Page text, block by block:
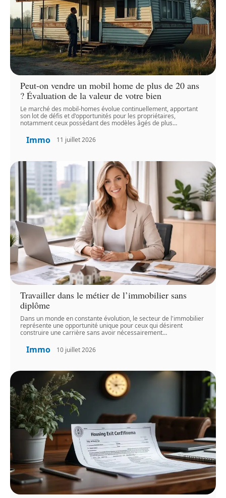
Peut-on vendre un mobil home de plus de 20 ans
? Évaluation de la valeur de votre bien
Le marché des mobil-homes évolue continuellement, apportant
son lot de défis et d'opportunités pour les propriétaires,
notamment ceux possédant des modèles âgés de plus…
Immo 11 juillet 2026
Travailler dans le métier de l’immobilier sans
diplôme
Dans un monde en constante évolution, le secteur de l'immobilier
représente une opportunité unique pour ceux qui désirent
construire une carrière sans avoir nécessairement…
Immo 10 juillet 2026